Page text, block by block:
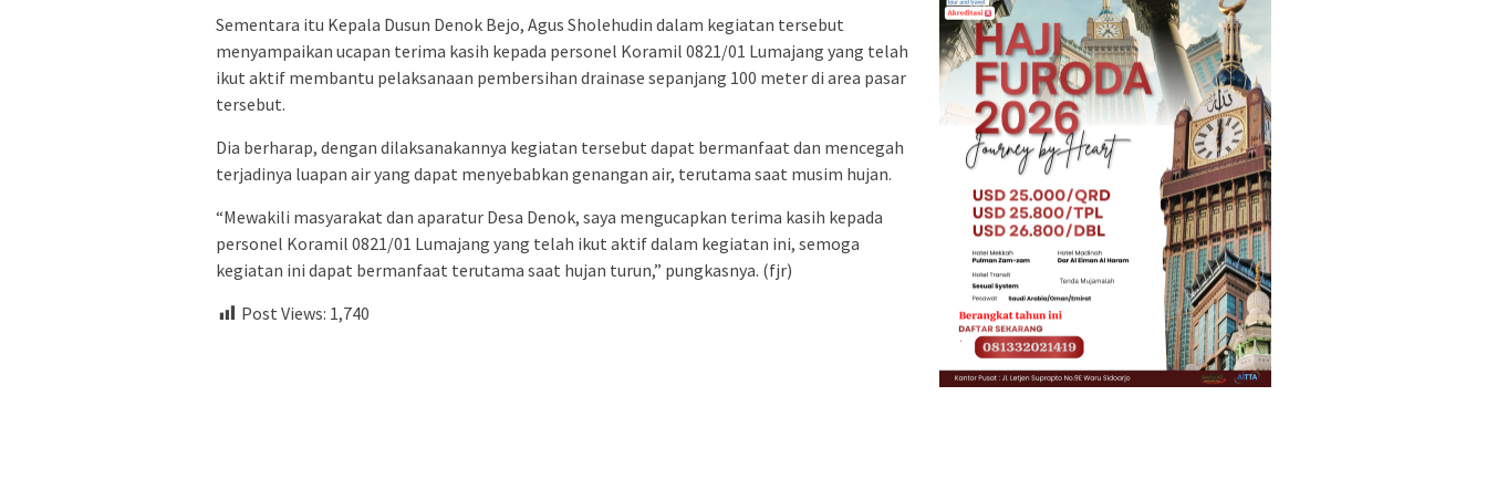
Sementara itu Kepala Dusun Denok Bejo, Agus Sholehudin dalam kegiatan tersebut
menyampaikan ucapan terima kasih kepada personel Koramil 0821/01 Lumajang yang telah
ikut aktif membantu pelaksanaan pembersihan drainase sepanjang 100 meter di area pasar
tersebut.
Dia berharap, dengan dilaksanakannya kegiatan tersebut dapat bermanfaat dan mencegah
terjadinya luapan air yang dapat menyebabkan genangan air, terutama saat musim hujan.
“Mewakili masyarakat dan aparatur Desa Denok, saya mengucapkan terima kasih kepada
personel Koramil 0821/01 Lumajang yang telah ikut aktif dalam kegiatan ini, semoga
kegiatan ini dapat bermanfaat terutama saat hujan turun,” pungkasnya. (fjr)
Post Views: 1,740